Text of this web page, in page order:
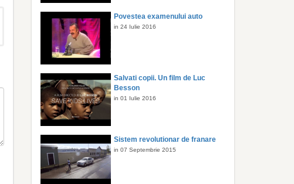
Povestea examenului auto
in 24 Iulie 2016
Salvati copii. Un film de Luc
Besson
in 01 Iulie 2016
Sistem revolutionar de franare
in 07 Septembrie 2015